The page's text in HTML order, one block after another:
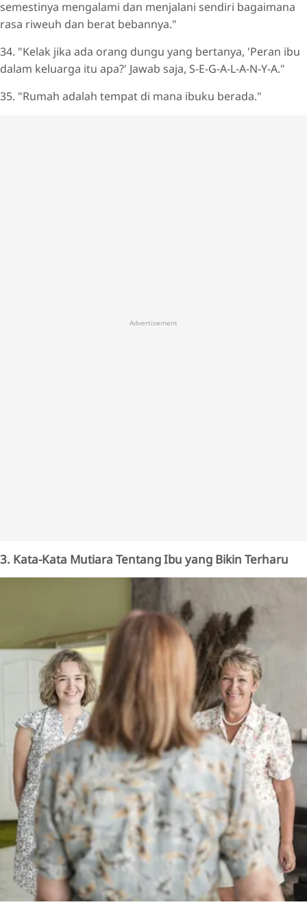
semestinya mengalami dan menjalani sendiri bagaimana
rasa riweuh dan berat bebannya."
34. "Kelak jika ada orang dungu yang bertanya, 'Peran ibu
dalam keluarga itu apa?' Jawab saja, S-E-G-A-L-A-N-Y-A."
35. "Rumah adalah tempat di mana ibuku berada."
Advertisement
3. Kata-Kata Mutiara Tentang Ibu yang Bikin Terharu